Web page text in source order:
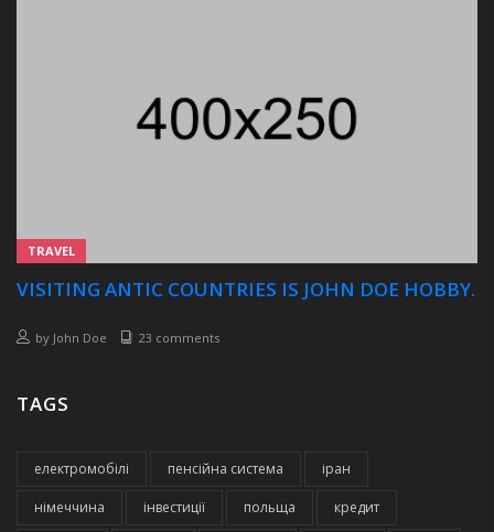
TRAVEL
VISITING ANTIC COUNTRIES IS JOHN DOE HOBBY.
by John Doe 23 comments
TAGS
електромобілі пенсійна система іран
німеччина інвестиції польща кредит